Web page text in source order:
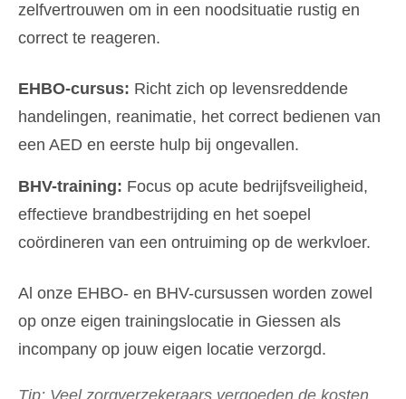
zelfvertrouwen om in een noodsituatie rustig en
correct te reageren.
EHBO-cursus: Richt zich op levensreddende
handelingen, reanimatie, het correct bedienen van
een AED en eerste hulp bij ongevallen.
BHV-training: Focus op acute bedrijfsveiligheid,
effectieve brandbestrijding en het soepel
coördineren van een ontruiming op de werkvloer.
Al onze EHBO- en BHV-cursussen worden zowel
op onze eigen trainingslocatie in Giessen als
incompany op jouw eigen locatie verzorgd.
Tip: Veel zorgverzekeraars vergoeden de kosten